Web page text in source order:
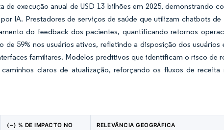
execução anual de USD 13 bilhões em 2025, demonstrando
IA. Prestadores de serviços de saúde que utilizam chatbots de
do feedback dos pacientes, quantificando retornos
59% nos usuários ativos, refletindo a disposição dos usuários
familiares. Modelos preditivos que identificam o risco de
claros de atualização, reforçando os fluxos de
(~) % DE IMPACTO NO
RELEVÂNCIA GEOGRÁFICA